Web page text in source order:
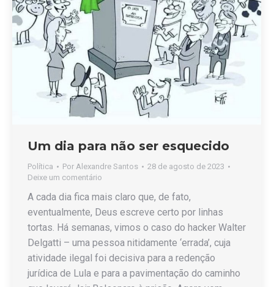
Um dia para não ser esquecido
Política Por Alexandre Santos
28 de agosto de 2023
Deixe um comentário
A cada dia fica mais claro que, de fato,
eventualmente, Deus escreve certo por linhas
tortas. Há semanas, vimos o caso do hacker Walter
Delgatti – uma pessoa nitidamente ‘errada’, cuja
atividade ilegal foi decisiva para a redenção
jurídica de Lula e para a pavimentação do caminho